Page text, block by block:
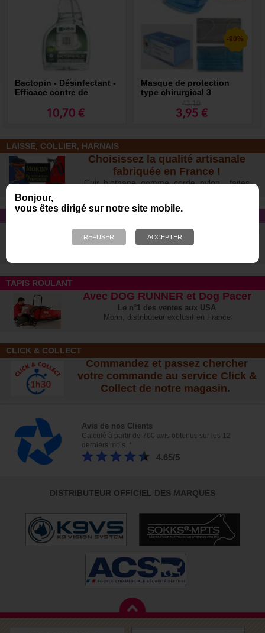
Bonjour,
vous êtes dirigé sur notre site mobile.
Bactopin - Désinfectant -
Efficace contre de
CORONA VIRUS
10,70 €
Masque de protection
type chirurgical 3
-90%
3,95 €
LAISSE, COLLIER, HARNAIS
Choisissez la qualité artisanale
fabriquée en France !
Cuir, biothane, gomme, corde, nylon... faites
Quelles sont les différentes allergies
et intoxications alimentaires chez le
TAPIS ROULANT
Avec DOG RUNNER et Dog Pacer
Le n°1 des ventes aux USA
Morin, distributeur exclusif en France
CLICK & COLLECT
Commandez et passez chercher
votre commande au service Click &
Collect de notre magasin.
Avis de nos Clients
Calculé à partir de 700 avis obtenus sur les 12
derniers mois. *
4.65/5
DISTRIBUTEUR OFFICIEL DES MARQUES